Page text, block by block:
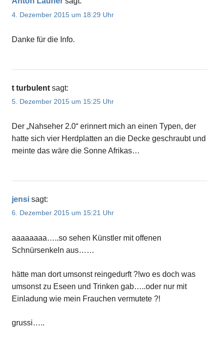
4. Dezember 2015 um 18:29 Uhr
Danke für die Info.
t turbulent sagt:
5. Dezember 2015 um 15:25 Uhr
Der „Nahseher 2.0“ erinnert mich an einen Typen, der
hatte sich vier Herdplatten an die Decke geschraubt und
meinte das wäre die Sonne Afrikas…
jensi sagt:
6. Dezember 2015 um 15:21 Uhr
aaaaaaaa…..so sehen Künstler mit offenen
Schnürsenkeln aus……
hätte man dort umsonst reingedurft ?!wo es doch was
umsonst zu Eseen und Trinken gab…..oder nur mit
Einladung wie mein Frauchen vermutete ?!
grussi…..